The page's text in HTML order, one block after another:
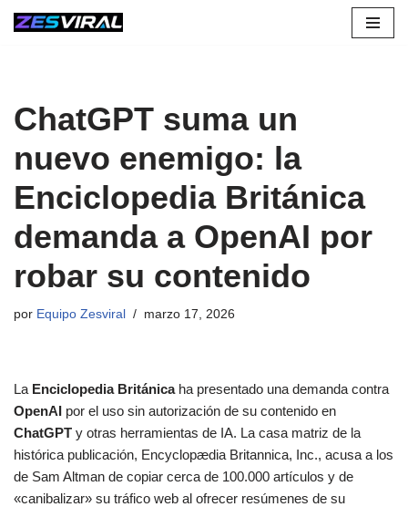
ChatGPT suma un
nuevo enemigo: la
Enciclopedia Británica
demanda a OpenAI por
robar su contenido
por Equipo Zesviral marzo 17, 2026
La Enciclopedia Británicaha presentado una demanda contra
OpenAI por el uso sin autorización de su contenido en
ChatGPT y otras herramientas de IA. La casa matriz de la
histórica publicación, Encyclopædia Britannica, Inc., acusa a los
de Sam Altman de copiar cerca de 100.000 artículos y de
«canibalizar» su tráfico web al ofrecer resúmenes de su